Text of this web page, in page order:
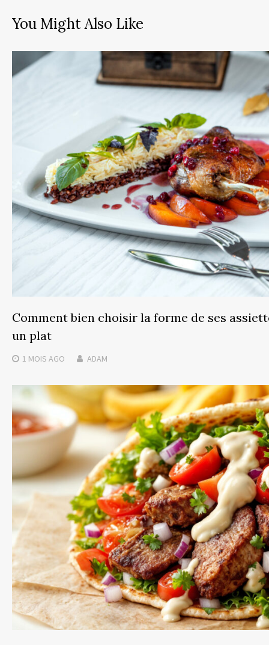
You Might Also Like
Comment bien choisir la forme de ses
un plat
1 MOIS AGO ADAM